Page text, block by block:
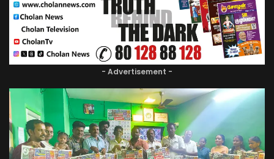
- Advertisement -